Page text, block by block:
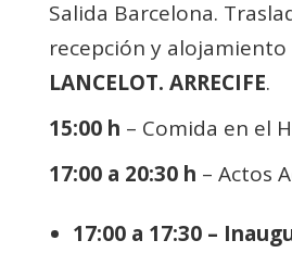
Salida Barcelona.
recepción y alojamiento
LANCELOT. ARRECIFE.
15:00 h – Comida en el
17:00 a 20:30 h – Actos
17:00 a 17:30 –